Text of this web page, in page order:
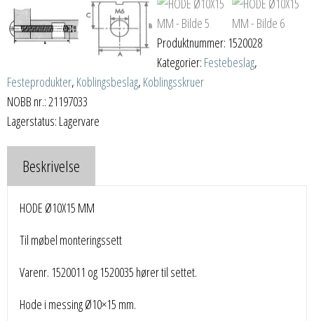
Produktnummer: 1520028
Kategorier: Festebeslag,
Festeprodukter, Koblingsbeslag, Koblingsskruer
NOBB nr.: 21197033
Lagerstatus: Lagervare
Beskrivelse
HODE Ø10X15 MM
Til møbel monteringssett
Varenr. 1520011 og 1520035 hører til settet.
Hode i messing Ø10×15 mm.